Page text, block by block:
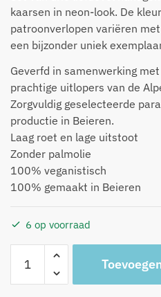
kaarsen in neon-look. De
patroonverlopen variëren
een bijzonder uniek
Geverfd in samenwerking
prachtige uitlopers van de
Zorgvuldig geselecteerde
productie in Beieren.
Laag roet en lage uitstoot
Zonder palmolie
100% veganistisch
100% gemaakt in Beieren
6 op voorraad
Dye
Neon